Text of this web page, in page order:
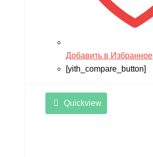
Добавить в Избранное
[yith_compare_button]
Quickview